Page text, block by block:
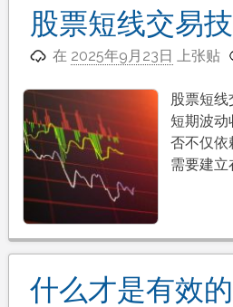
股票短线交易
在 2025年9月23日 上张贴
股票短线
短期波动
否不仅依
需要建立
什么才是有效